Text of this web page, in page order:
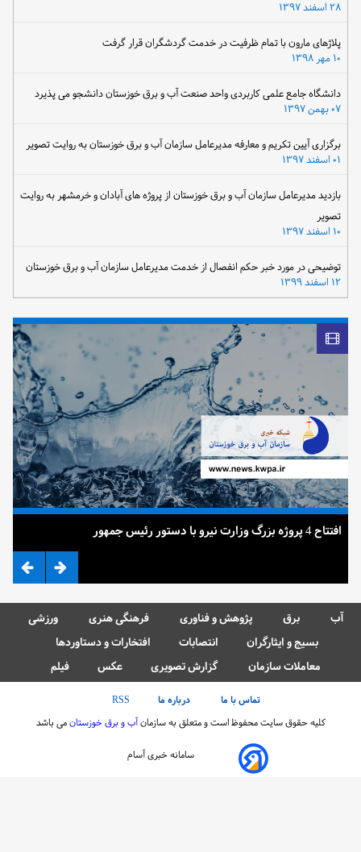
پلاژهای مارون با تمام ظرفیت در خدمت گردشگران قرار گرفت
دانشگاه جامع علمی کاربردی واحد صنعت آب و برق خوزستان دانشجو می پذیرد
برگزاری آیین تکریم و معارفه مدیرعامل سازمان آب و برق خوزستان به روایت تصویر
بازدید مدیرعامل سازمان آب و برق خوزستان از پروژه های آبادان و خرمشهر به روایت
تصویر
توضیحی در مورد خبر حکم انفصال از خدمت مدیرعامل سازمان آب و برق خوزستان
افتتاح 4 پروژه بزرگ وزارت نیرو با دستور رئیس جمهور
آب برق پژوهش و فناوری فرهنگی هنری
ورزشی
بسیج و ایثارگران
انتصابات
افتخارات و دستاوردها
معاملات سازمان
گزارش تصویری عکس فیلم
تماس با ما درباره ما
RSS
کلیه حقوق سایت محفوظ است و متعلق به سازمانآب و برق خوزستانمی باشد
سامانه خبری آسام